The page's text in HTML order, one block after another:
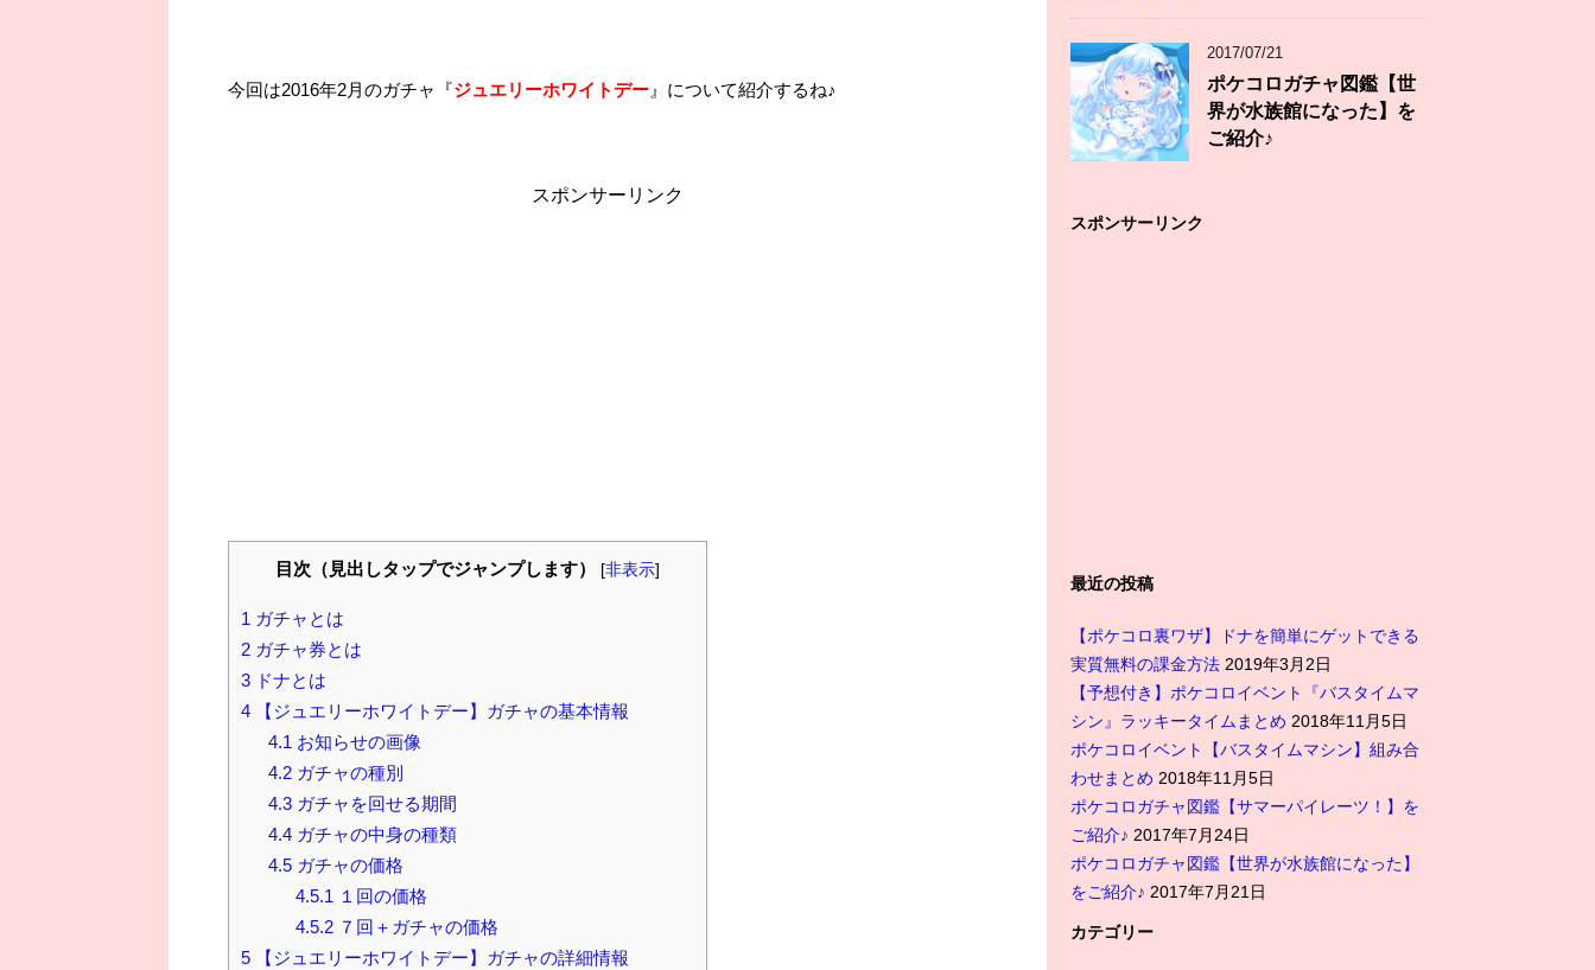
今回は2016年2月のガチャ『ジュエリーホワイトデー 』について紹介するね♪
スポンサーリンク
目次（見出しタップでジャンプします） [非表示]
1 ガチャとは
2 ガチャ券とは
3 ドナとは
4 【ジュエリーホワイトデー】ガチャの基本情報
4.1 お知らせの画像
4.2ガチャの種別
4.3ガチャを回せる期間
4.4ガチャの中身の種類
4.5ガチャの価格
4.5.1 １回の価格
4.5.2７回＋ガチャの価格
5 【ジュエリーホワイトデー】ガチャの詳細情報
2017/07/21
ポケコロガチャ図鑑【世
界が水族館になった】を
ご紹介♪
スポンサーリンク
最近の投稿
【ポケコロ裏ワザ】ドナを簡単にゲットできる
実質無料の課金方法 2019年3月2日
【予想付き】ポケコロイベント『バスタイムマ
シン』ラッキータイムまとめ 2018年11月5日
ポケコロイベント【バスタイムマシン】組み合
わせまとめ 2018年11月5日
ポケコロガチャ図鑑【サマーパイレーツ！】を
ご紹介♪ 2017年7月24日
ポケコロガチャ図鑑【世界が水族館になった】
をご紹介♪ 2017年7月21日
カテゴリー